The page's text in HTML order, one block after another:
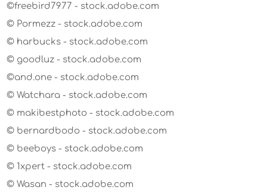
©freebird7977 - stock.adobe.com
© Pormezz - stock.adobe.com
© harbucks - stock.adobe.com
© goodluz - stock.adobe.com
©and.one - stock.adobe.com
© Watchara - stock.adobe.com
© makibestphoto - stock.adobe.com
© bernardbodo - stock.adobe.com
© beeboys - stock.adobe.com
© 1xpert - stock.adobe.com
© Wasan - stock.adobe.com